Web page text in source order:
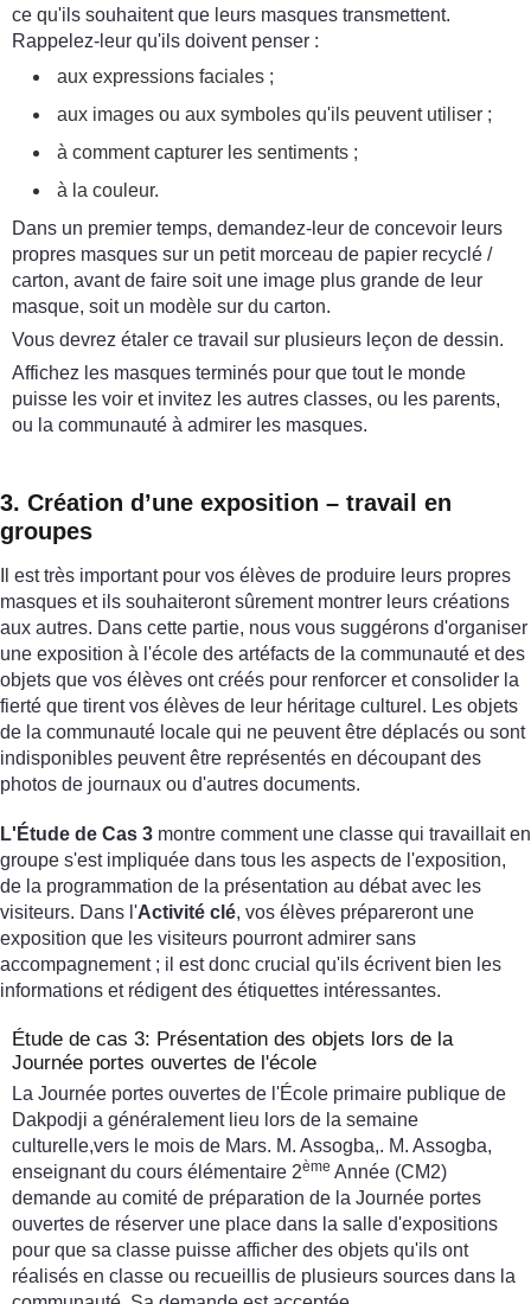
ce qu'ils souhaitent que leurs masques transmettent.
Rappelez-leur qu'ils doivent penser :
aux expressions faciales ;
aux images ou aux symboles qu'ils peuvent utiliser ;
à comment capturer les sentiments ;
à la couleur.
Dans un premier temps, demandez-leur de concevoir leurs
propres masques sur un petit morceau de papier recyclé /
carton, avant de faire soit une image plus grande de leur
masque, soit un modèle sur du carton.
Vous devrez étaler ce travail sur plusieurs leçon de dessin.
Affichez les masques terminés pour que tout le monde
puisse les voir et invitez les autres classes, ou les parents,
ou la communauté à admirer les masques.
3. Création d’une exposition – travail en
groupes
Il est très important pour vos élèves de produire leurs propres
masques et ils souhaiteront sûrement montrer leurs créations
aux autres. Dans cette partie, nous vous suggérons d'organiser
une exposition à l'école des artéfacts de la communauté et des
objets que vos élèves ont créés pour renforcer et consolider la
fierté que tirent vos élèves de leur héritage culturel. Les objets
de la communauté locale qui ne peuvent être déplacés ou sont
indisponibles peuvent être représentés en découpant des
photos de journaux ou d'autres documents.
L'Étude de Cas 3 montre comment une classe qui travaillait en
groupe s'est impliquée dans tous les aspects de l'exposition,
de la programmation de la présentation au débat avec les
visiteurs. Dans l'Activité clé, vos élèves prépareront une
exposition que les visiteurs pourront admirer sans
accompagnement ; il est donc crucial qu'ils écrivent bien les
informations et rédigent des étiquettes intéressantes.
Étude de cas 3: Présentation des objets lors de la
Journée portes ouvertes de l'école
La Journée portes ouvertes de l'École primaire publique de
Dakpodji a généralement lieu lors de la semaine
culturelle,vers le mois de Mars. M. Assogba,. M. Assogba,
enseignant du cours élémentaire 2ème Année (CM2)
demande au comité de préparation de la Journée portes
ouvertes de réserver une place dans la salle d'expositions
pour que sa classe puisse afficher des objets qu'ils ont
réalisés en classe ou recueillis de plusieurs sources dans la